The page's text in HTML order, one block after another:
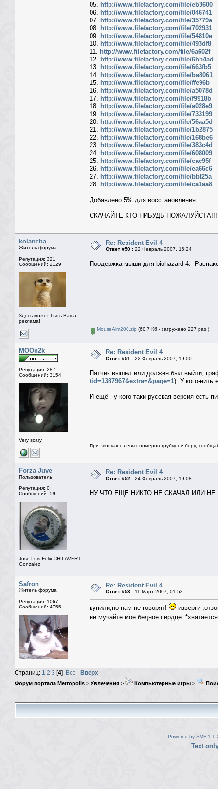
05. http://www.filefactory.com/file/eb3600
06. http://www.filefactory.com/file/046741
07. http://www.filefactory.com/file/35779a
08. http://www.filefactory.com/file/702931
09. http://www.filefactory.com/file/54810e
10. http://www.filefactory.com/file/493df8
11. http://www.filefactory.com/file/6a602f
12. http://www.filefactory.com/file/6bb4ad
13. http://www.filefactory.com/file/663fb5
14. http://www.filefactory.com/file/ba8061
15. http://www.filefactory.com/file/ffe96b
16. http://www.filefactory.com/file/a5078d
17. http://www.filefactory.com/file/f9918b
18. http://www.filefactory.com/file/a028e9
19. http://www.filefactory.com/file/733199
20. http://www.filefactory.com/file/56aa5d
21. http://www.filefactory.com/file/1b2875
22. http://www.filefactory.com/file/168be6
23. http://www.filefactory.com/file/383c4d
24. http://www.filefactory.com/file/608009
25. http://www.filefactory.com/file/cac95f
26. http://www.filefactory.com/file/ea66c6
27. http://www.filefactory.com/file/bbf25a
28. http://www.filefactory.com/file/ca1aa8
Добавлено 5% для восстановления
СКАЧАЙТЕ КТО-НИБУДЬ ПОЖАЛУЙСТА!!!
kolancha
Житель форума
Репутация: 321
Сообщений: 2129
Здесь может быть Ваша
реклама!
Re: Resident Evil 4
Ответ #50 : 22 Февраль 2007, 16:24
Поодержка мыши для biohazard 4.
MouseAim200.zip (60.7 Кб - загружено 227 раз.)
MOOn2k
Репутация: 287
Сообщений: 3154
Very scary
Re: Resident Evil 4
Ответ #51 : 22 Февраль 2007, 19:00
Патчик вышел или должен был выйти,
tid=1387967&extra=&page=1). У кого-нить
И ещё - у кого таки русская версия есть
При звонках с левых номеров трубку не беру,
Forza Juve
Пользователь
Репутация: 0
Сообщений: 59
Jose Luis Felix CHILAVERT
Gonzalez
Re: Resident Evil 4
Ответ #52 : 24 Февраль 2007, 19:08
НУ ЧТО ЕЩЕ НИКТО НЕ СКАЧАЛ ИЛИ НЕ
Safron
Житель форума
Репутация: 1067
Сообщений: 4755
Re: Resident Evil 4
Ответ #53 : 11 Март 2007, 01:58
купили,но нам не говорят!
изверги
не мучайте мое бедное сердце
Страниц: 1 2 3 [4] Все Вверх
Форум портала Metropolis > Увлечения > Компьютерные игры >
Powered by SMF
Text